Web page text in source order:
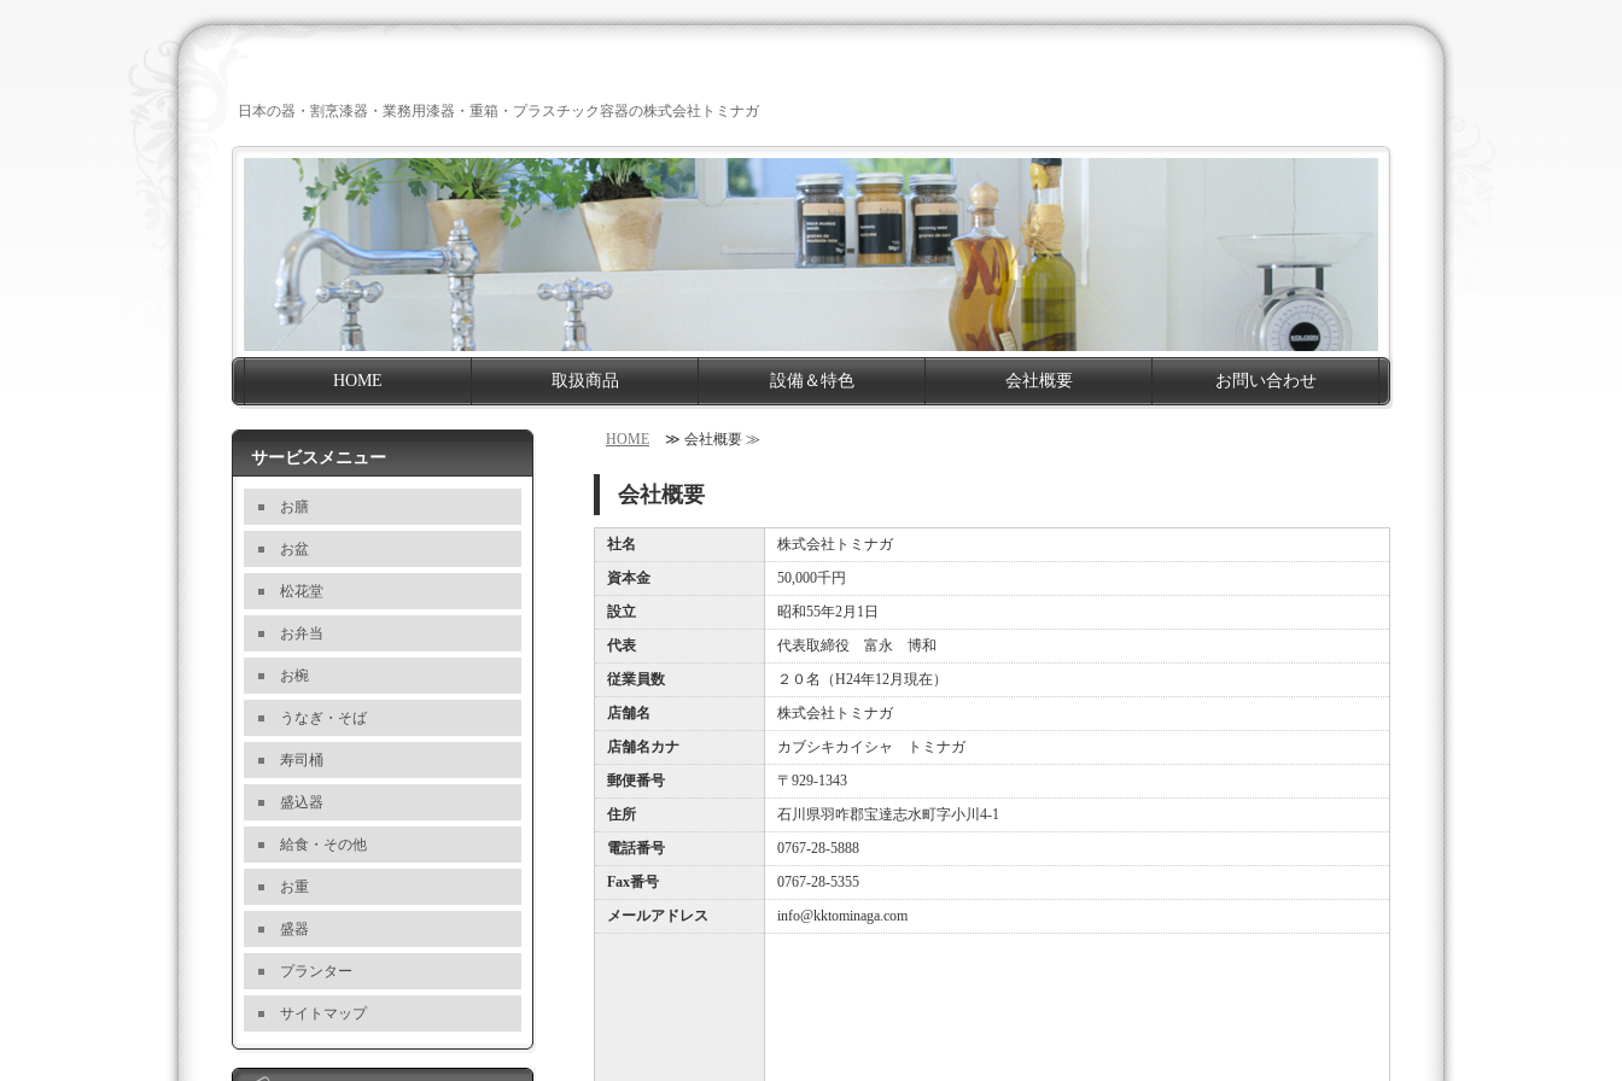
日本の器・割烹漆器・業務用漆器・重箱・プラスチック容器の株式会社トミナガ
HOME 取扱商品 設備＆特色 会社概要 お問い合わせ
HOME ≫ 会社概要 ≫
会社概要
社名
株式会社トミナガ
資本金
50,000千円
設立
昭和55年2月1日
代表
代表取締役 富永 博和
従業員数
２０名（H24年12月現在）
店舗名
株式会社トミナガ
店舗名カナ
カブシキカイシャ トミナガ
郵便番号
〒929-1343
住所
石川県羽咋郡宝達志水町字小川4-1
電話番号
0767-28-5888
Fax番号
0767-28-5355
メールアドレス
info@kktominaga.com
サービスメニュー
お膳
お盆
松花堂
お弁当
お椀
うなぎ・そば
寿司桶
盛込器
給食・その他
お重
盛器
プランター
サイトマップ